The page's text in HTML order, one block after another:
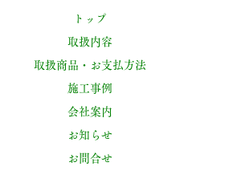
使った炭素埋設
トップ
取扱内容
取扱商品・お支払方法
施工事例
会社案内
お知らせ
お問合せ